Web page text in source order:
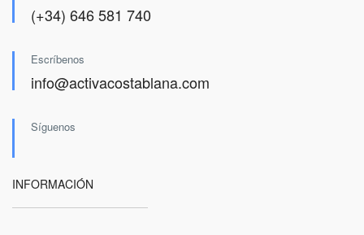
(+34) 646 581 740
Escríbenos
info@activacostablana.com
Síguenos
INFORMACIÓN